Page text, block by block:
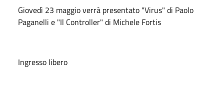
Giovedì 23 maggio verrà presentato "Virus" di Paolo
Paganelli e "Il Controller" di Michele Fortis
Ingresso libero